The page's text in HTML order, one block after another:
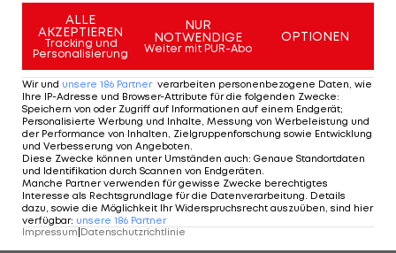
VIDEO - Bundesliga-Chef Ebenbauer:
"Wir planen 4 Regionalligen"
Diese österreichischen Trainer sind
derzeit vereinslos
SLIDESHOW
STARTEN
ALLE
AKZEPTIEREN
Tracking und
Personalisierung
NUR
NOTWENDIGE
Weiter mit PUR-Abo
OPTIONEN
Wir und unsere 186 Partner verarbeiten personenbezogene Daten, wie
Ihre IP-Adresse und Browser-Attribute für die folgenden Zwecke:
Speichern von oder Zugriff auf Informationen auf einem Endgerät;
Personalisierte Werbung und Inhalte, Messung von Werbeleistung und
der Performance von Inhalten, Zielgruppenforschung sowie Entwicklung
und Verbesserung von Angeboten
Diese Zwecke können unter Umständen auch: Genaue Standortdaten
und Identifikation durch Scannen von Endgeräten
Manche Partner verwenden für gewisse Zwecke berechtigtes
Interesse als Rechtsgrundlage für die Datenverarbeitung. Details
dazu, sowie die Möglichkeit Ihr Widerspruchsrecht auszuüben, sind hier
verfügbar: unsere 186 Partner
Impressum|Datenschutzrichtlinie